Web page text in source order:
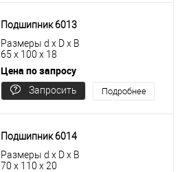
Подшипник 6013
Размеры d x D x B
65 x 100 x 18
Цена по запросу
Запросить
Подробнее
Подшипник 6014
Размеры d x D x B
70 x 110 x 20